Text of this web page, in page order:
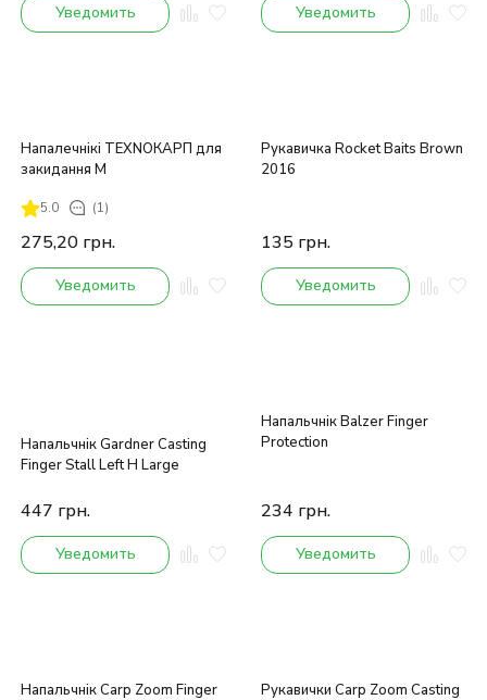
Уведомить Уведомить
Напалечнікі ТЕХNОКАРП для
закидання M
5.0 (1)
275,20 грн.
Уведомить
Рукавичка Rocket Baits Brown
2016
135 грн.
Уведомить
Напальчнік Gardner Casting
Finger Stall Left H Large
447 грн.
Уведомить
Напальчнік Balzer Finger
Protection
234 грн.
Уведомить
Напальчнік Carp Zoom Finger Рукавички Carp Zoom Casting